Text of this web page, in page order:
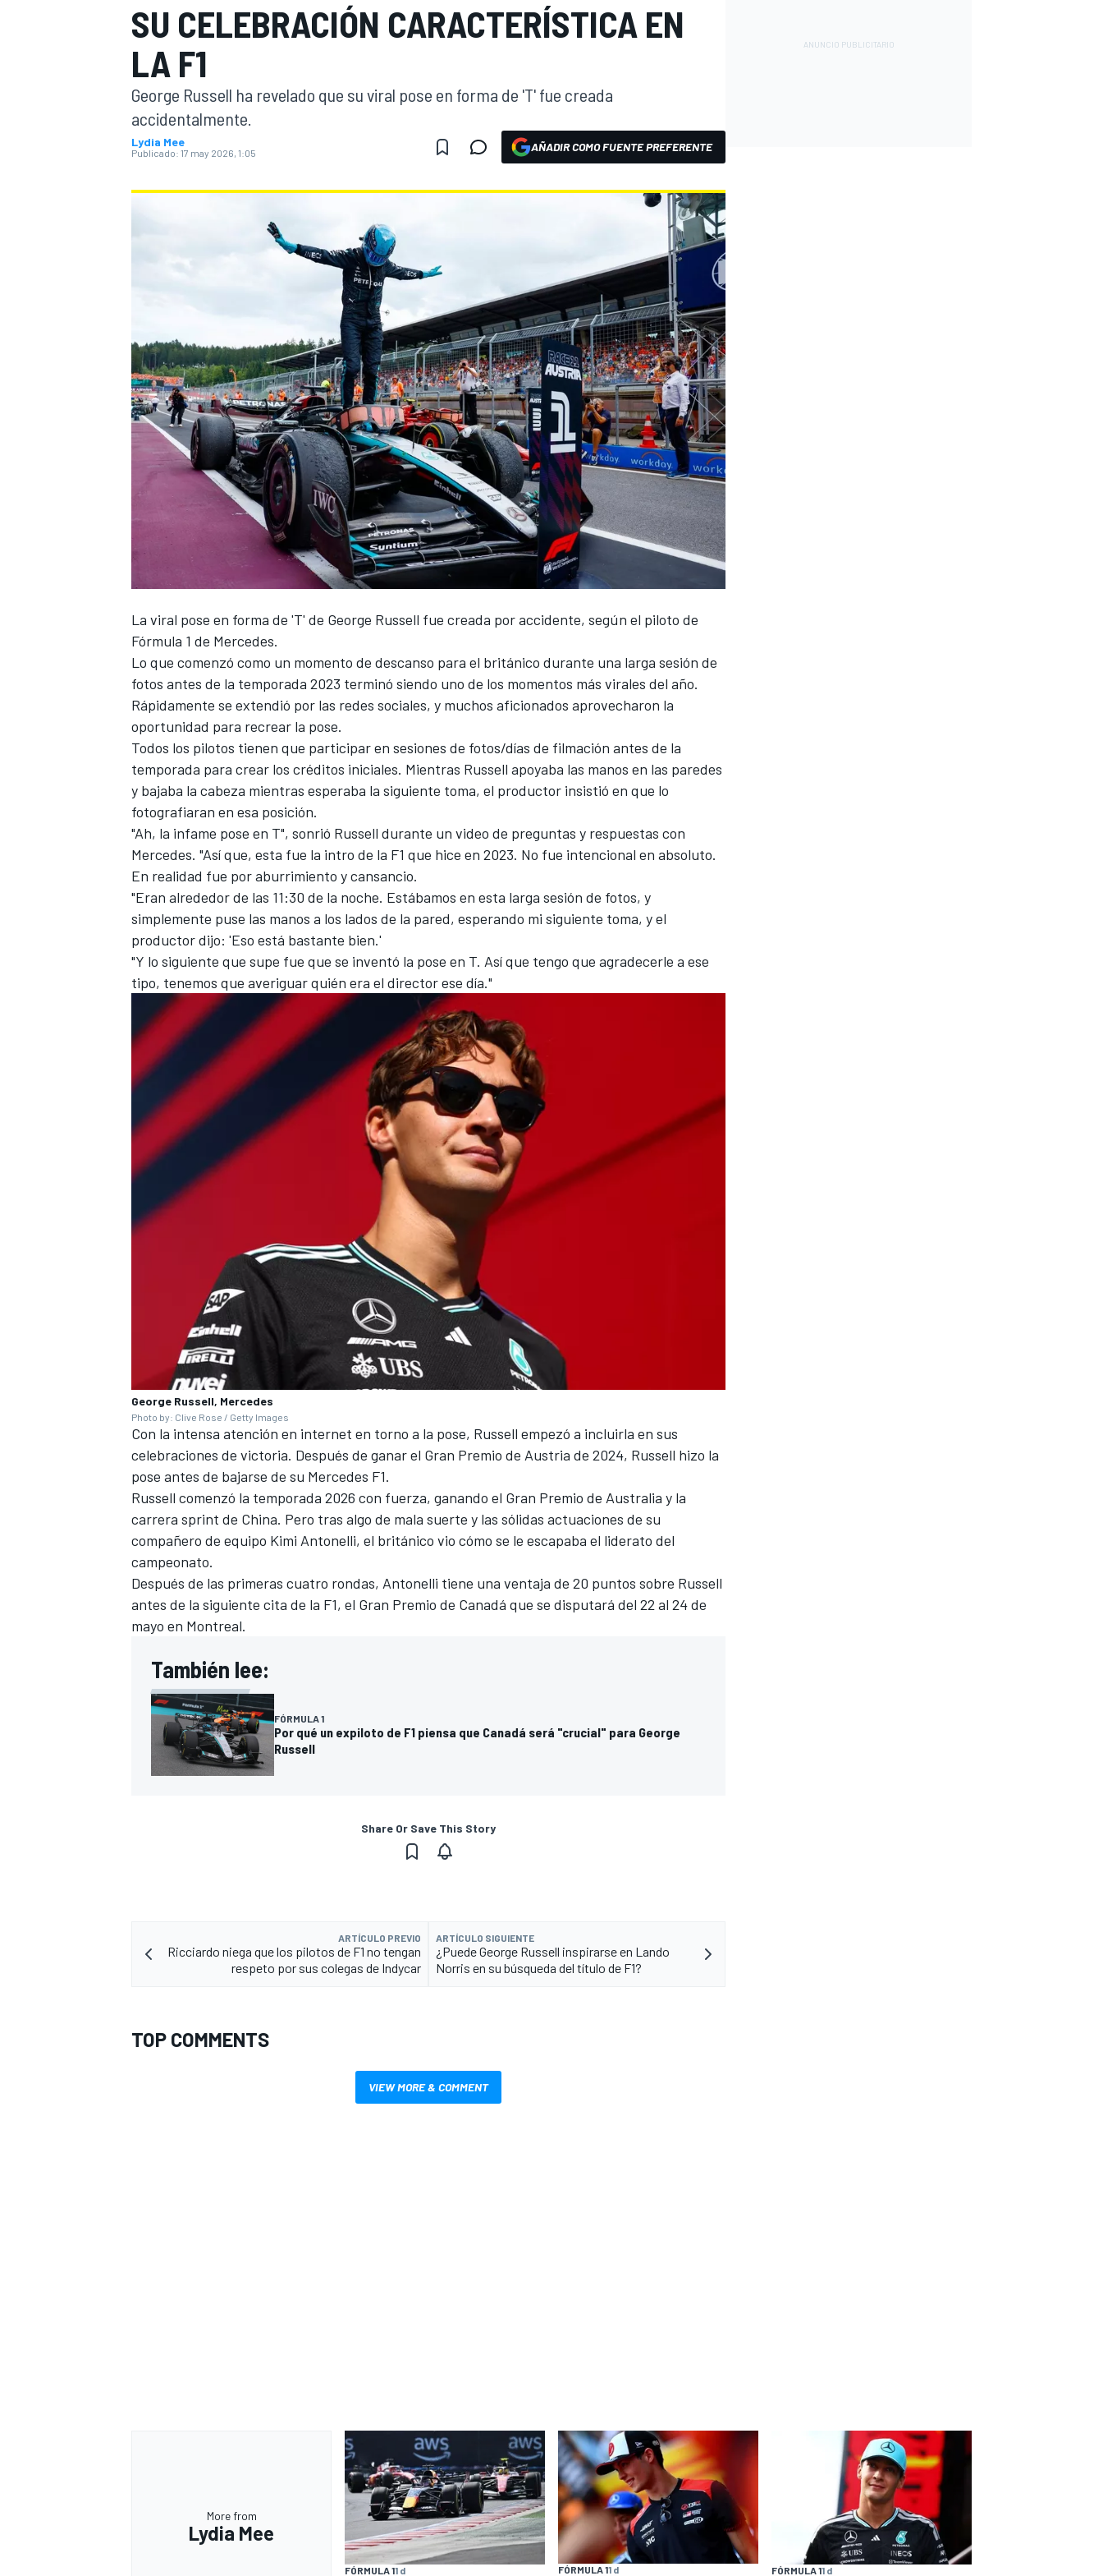
FÓRMULA E MOTO
MÁS
SU CELEBRACIÓN CARACTERÍSTICA EN
LA F1
George Russell ha revelado que su viral pose en forma de 'T' fue creada
accidentalmente.
Lydia Mee
Publicado: 17 may 2026, 1:05 AÑADIR COMO FUENTE PREFERENTE
La viral pose en forma de 'T' de George Russell fue creada por accidente, según el piloto de
Fórmula 1 de Mercedes.
Lo que comenzó como un momento de descanso para el británico durante una larga sesión de
fotos antes de la temporada 2023 terminó siendo uno de los momentos más virales del año.
Rápidamente se extendió por las redes sociales, y muchos aficionados aprovecharon la
oportunidad para recrear la pose.
Todos los pilotos tienen que participar en sesiones de fotos/días de filmación antes de la
temporada para crear los créditos iniciales. Mientras Russell apoyaba las manos en las paredes
y bajaba la cabeza mientras esperaba la siguiente toma, el productor insistió en que lo
fotografiaran en esa posición.
"Ah, la infame pose en T", sonrió Russell durante un video de preguntas y respuestas con
Mercedes. "Así que, esta fue la intro de la F1 que hice en 2023. No fue intencional en absoluto.
En realidad fue por aburrimiento y cansancio.
"Eran alrededor de las 11:30 de la noche. Estábamos en esta larga sesión de fotos, y
simplemente puse las manos a los lados de la pared, esperando mi siguiente toma, y el
productor dijo: 'Eso está bastante bien.'
"Y lo siguiente que supe fue que se inventó la pose en T. Así que tengo que agradecerle a ese
tipo, tenemos que averiguar quién era el director ese día."
George Russell, Mercedes
Photo by: Clive Rose / Getty Images
Con la intensa atención en internet en torno a la pose, Russell empezó a incluirla en sus
celebraciones de victoria. Después de ganar el Gran Premio de Austria de 2024, Russell hizo la
pose antes de bajarse de su Mercedes F1.
Russell comenzó la temporada 2026 con fuerza, ganando el Gran Premio de Australia y la
carrera sprint de China. Pero tras algo de mala suerte y las sólidas actuaciones de su
compañero de equipo Kimi Antonelli, el británico vio cómo se le escapaba el liderato del
campeonato.
Después de las primeras cuatro rondas, Antonelli tiene una ventaja de 20 puntos sobre Russell
antes de la siguiente cita de la F1, el Gran Premio de Canadá que se disputará del 22 al 24 de
mayo en Montreal.
También lee:
FÓRMULA 1
Por qué un expiloto de F1 piensa que Canadá será "crucial" para George
Russell
Share Or Save This Story
ARTÍCULO PREVIO
Ricciardo niega que los pilotos de F1 no tengan
respeto por sus colegas de Indycar
ARTÍCULO SIGUIENTE
¿Puede George Russell inspirarse en Lando
Norris en su búsqueda del título de F1?
TOP COMMENTS
VIEW MORE & COMMENT
More from
Lydia Mee
FÓRMULA 11 d FÓRMULA 11 d FÓRMULA 11 d